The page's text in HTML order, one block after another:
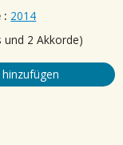
: 2014
und 2 Akkorde)